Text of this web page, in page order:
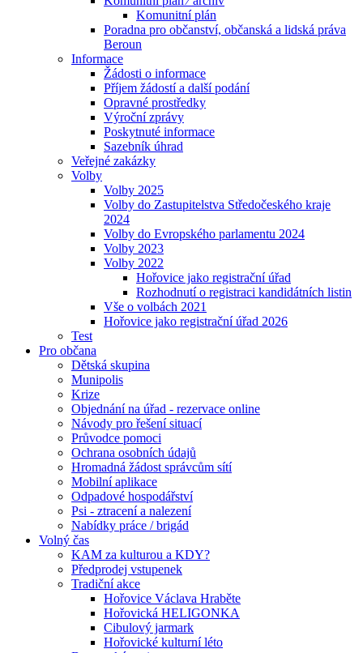
Komunitní plán
Poradna pro občanství, občanská a lidská práva
Beroun
Informace
Žádosti o informace
Příjem žádostí a další podání
Opravné prostředky
Výroční zprávy
Poskytnuté informace
Sazebník úhrad
Veřejné zakázky
Volby
Volby 2025
Volby do Zastupitelstva Středočeského kraje
2024
Volby do Evropského parlamentu 2024
Volby 2023
Volby 2022
Hořovice jako registrační úřad
Rozhodnutí o registraci kandidátních listin
Vše o volbách 2021
Hořovice jako registrační úřad 2026
Test
Pro občana
Dětská skupina
Munipolis
Krize
Objednání na úřad - rezervace online
Návody pro řešení situací
Průvodce pomoci
Ochrana osobních údajů
Hromadná žádost správcům sítí
Mobilní aplikace
Odpadové hospodářství
Psi - ztracení a nalezení
Nabídky práce / brigád
Volný čas
KAM za kulturou a KDY?
Předprodej vstupenek
Tradiční akce
Hořovice Václava Hraběte
Hořovická HELIGONKA
Cibulový jarmark
Hořovické kulturní léto